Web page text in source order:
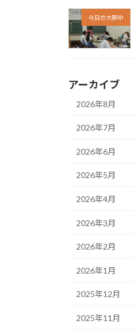
今日の大原中
アーカイブ
2026年8月
2026年7月
2026年6月
2026年5月
2026年4月
2026年3月
2026年2月
2026年1月
2025年12月
2025年11月